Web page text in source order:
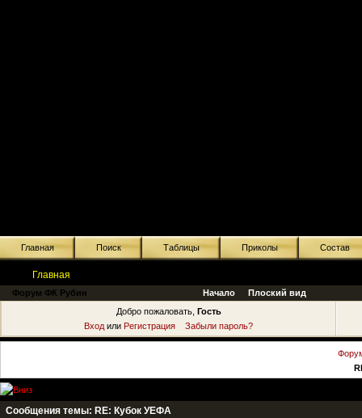
Главная Поиск Таблицы Приколы Состав
Главная
Форум ФК Рубин Начало
Плоский вид
Добро пожаловать, Гость
Вход или Регистрация Забыли пароль?
Сообщения темы: RE: Кубок УЕФА